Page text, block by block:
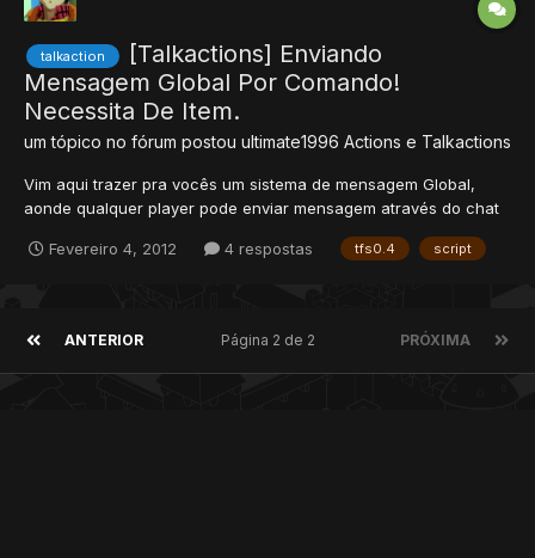
talkaction
[Talkactions] Enviando
Mensagem Global Por Comando!
Necessita De Item.
um tópico no fórum postou ultimate1996 Actions e Talkactions
Vim aqui trazer pra vocês um sistema de mensagem Global,
aonde qualquer player pode enviar mensagem através do chat
copie e cole um arquivo e depois renomeie-o pra
Fevereiro 4, 2012 4 respostas tfs0.4 script
ANTERIOR PRÓXIMA
Página 2 de 2